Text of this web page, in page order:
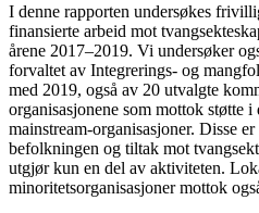
I denne rapporten undersøkes
finansierte arbeid mot
årene 2017–2019. Vi undersøker
forvaltet av Integrerings- og
med 2019, også av 20 utvalgte
organisasjonene som mottok støtte i
mainstream-organisasjoner. Disse
befolkningen og tiltak mot
utgjør kun en del av aktiviteten.
minoritetsorganisasjoner mottok